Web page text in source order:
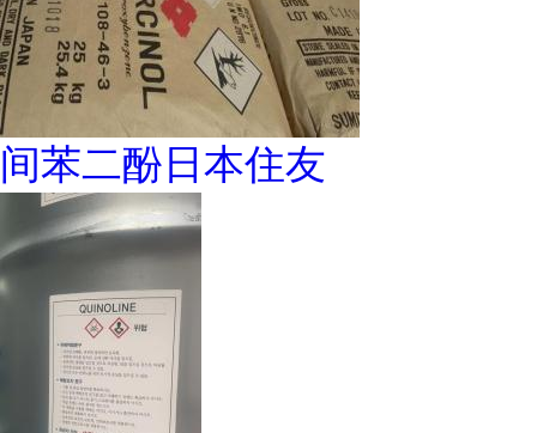
间苯二酚日本住友